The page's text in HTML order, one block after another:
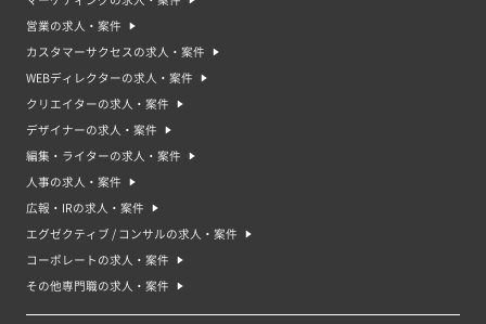
営業の求人・案件
カスタマーサクセスの求人・案件
WEBディレクターの求人・案件
クリエイターの求人・案件
デザイナーの求人・案件
編集・ライターの求人・案件
人事の求人・案件
広報・IRの求人・案件
エグゼクティブ / コンサルの求人・案件
コーポレートの求人・案件
その他専門職の求人・案件